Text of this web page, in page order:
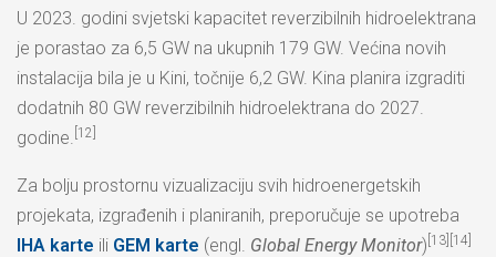
U 2023. godini svjetski kapacitet reverzibilnih hidroelektrana
je porastao za 6,5 GW na ukupnih 179 GW. Većina novih
instalacija bila je u Kini, točnije 6,2 GW. Kina planira izgraditi
dodatnih 80 GW reverzibilnih hidroelektrana do 2027.
godine. [12]
Za bolju prostornu vizualizaciju svih hidroenergetskih
projekata, izgrađenih i planiranih, preporučuje se upotreba
IHA karte ili GEM karte (engl. Global Energy Monitor) [13][14]